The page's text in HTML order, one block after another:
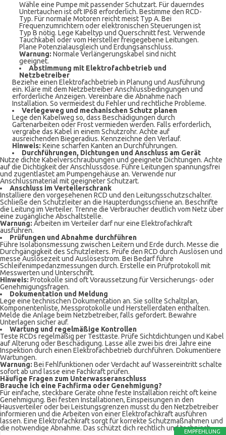
Wähle eine Pumpe mit passender Schutzart. Für dauerndes
Untertauchen ist oft IP68 erforderlich. Bestimme den RCD-
Typ. Für normale Motoren reicht meist Typ A. Bei
Frequenzumrichtern oder elektronischen Steuerungen ist
Typ B nötig. Lege Kabeltyp und Querschnitt fest. Verwende
Tauchkabel oder vom Hersteller freigegebene Leitungen.
Plane Potenzialausgleich und Erdungsanschluss.
Warnung: Normale Verlängerungskabel sind nicht
geeignet.
Abstimmung mit Elektrofachbetrieb und
Netzbetreiber
Beziehe einen Elektrofachbetrieb in Planung und Ausführung
ein. Kläre mit dem Netzbetreiber Anschlussbedingungen und
erforderliche Anzeigen. Vereinbare die Abnahme nach
Installation. So vermeidest du Fehler und rechtliche Probleme.
Verlegeweg und mechanischen Schutz planen
Lege den Kabelweg so, dass Beschädigungen durch
Gartenarbeiten oder Frost vermieden werden. Falls erforderlich,
vergrabe das Kabel in einem Schutzrohr. Achte auf
ausreichenden Biegeradius. Kennzeichne den Verlauf.
Hinweis: Keine scharfen Kanten an Durchführungen.
Durchführungen, Dichtungen und Anschluss am Gerät
Nutze dichte Kabelverschraubungen und geeignete Dichtungen. Achte
auf die Dichtigkeit der Anschlussdose. Führe Leitungen spannungsfrei
und zugentlastet am Pumpengehäuse an. Verwende nur
Anschlussmaterial mit geeigneter Schutzart.
Anschluss im Verteilerschrank
Installiere den vorgesehenen RCD und den Leitungsschutzschalter.
Schließe den Schutzleiter an die Haupterdungsschiene an. Beschrifte
die Leitung im Verteiler. Trenne die Verbraucher deutlich vom Netz über
eine zugängliche Abschaltstelle.
Warnung: Arbeiten im Verteiler darf nur eine Elektrofachkraft
ausführen.
Prüfungen und Abnahme durchführen
Führe Isolationsmessung zwischen Leitern und Erde durch. Messe die
Durchgängigkeit des Schutzleiters. Prüfe den RCD durch Auslösen und
messe Auslösezeit und Auslösestrom. Bei Bedarf führe
Schleifenimpedanzmessungen durch. Erstelle ein Prüfprotokoll mit
Messwerten und Unterschrift.
Hinweis: Protokolle sind oft Voraussetzung für Versicherungs- oder
Genehmigungsfragen.
Dokumentation und Meldung
Lege eine technischen Dokumentation an. Sie sollte Schaltplan,
Komponentenliste, Messprotokolle und Herstellerdaten enthalten.
Melde die Anlage beim Netzbetreiber, falls gefordert. Bewahre
Unterlagen sicher auf.
Wartung und regelmäßige Kontrollen
Teste RCDs regelmäßig per Testtaste. Prüfe Sichtdichtungen und Kabel
auf Alterung oder Beschädigung. Lasse alle zwei bis drei Jahre eine
Inspektion durch einen Elektrofachbetrieb durchführen. Dokumentiere
Wartungen.
Warnung: Bei Fehlfunktionen oder Verdacht auf Wassereintritt schalte
sofort ab und lasse eine Fachkraft prüfen.
Häufige Fragen zum Unterwasseranschluss
Brauche ich eine Fachfirma oder Genehmigung?
Für einfache, steckbare Geräte ohne feste Installation reicht oft keine
Genehmigung. Bei festen Installationen, Einspeisungen in den
Hausverteiler oder bei Leistungsgrenzen musst du den Netzbetreiber
informieren und die Arbeiten von einer Elektrofachkraft ausführen
lassen. Eine Elektrofachkraft sorgt für korrekte Schutzmaßnahmen und
die notwendige Abnahme. Das schützt dich rechtlich und technisch.
EMPFEHLUNG